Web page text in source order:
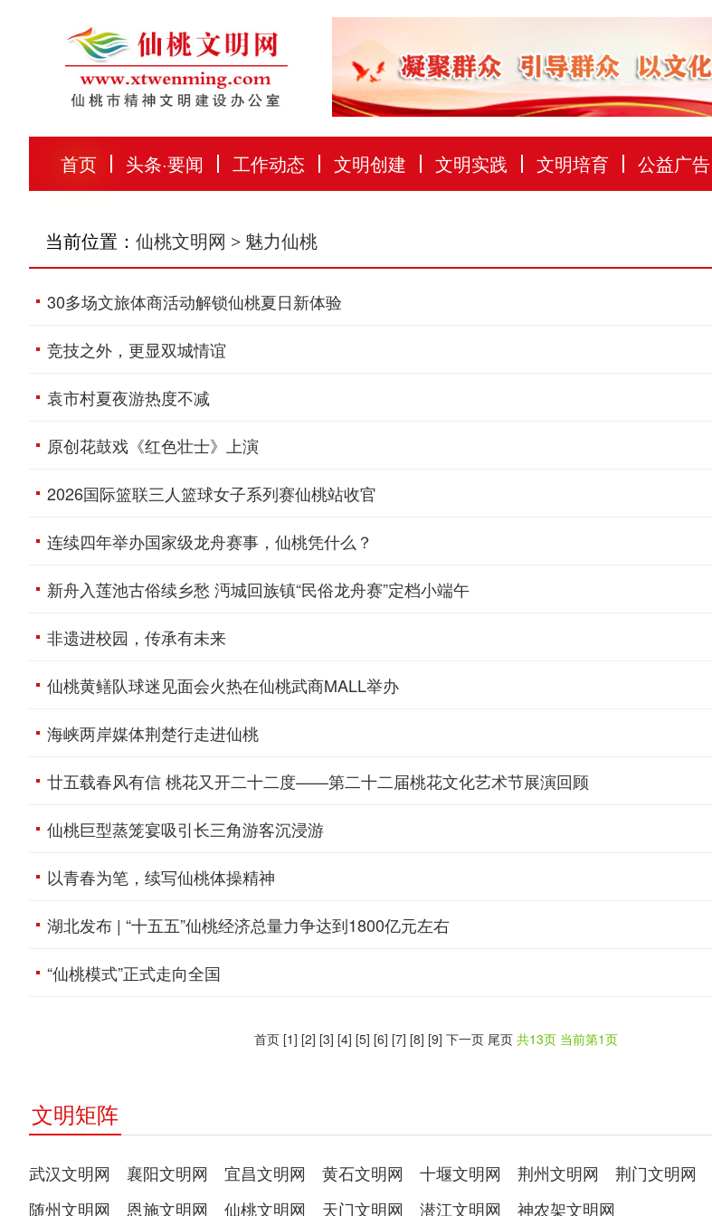
首页 头条·要闻 工作动态 文明创建 文明实践 文明培育 公益广告
当前位置： 仙桃文明网 > 魅力仙桃
30多场文旅体商活动解锁仙桃夏日新体验
竞技之外，更显双城情谊
袁市村夏夜游热度不减
原创花鼓戏《红色壮士》上演
2026国际篮联三人篮球女子系列赛仙桃站收官
连续四年举办国家级龙舟赛事，仙桃凭什么？
新舟入莲池古俗续乡愁 沔城回族镇“民俗龙舟赛”定档小端午
非遗进校园，传承有未来
仙桃黄鳝队球迷见面会火热在仙桃武商MALL举办
海峡两岸媒体荆楚行走进仙桃
廿五载春风有信 桃花又开二十二度——第二十二届桃花文化艺术节展演回顾
仙桃巨型蒸笼宴吸引长三角游客沉浸游
以青春为笔，续写仙桃体操精神
湖北发布 | “十五五”仙桃经济总量力争达到1800亿元左右
“仙桃模式”正式走向全国
首页 [1] [2] [3] [4] [5] [6] [7] [8] [9] 下一页 尾页 共13页 当前第1页
文明矩阵
武汉文明网 襄阳文明网 宜昌文明网 黄石文明网 十堰文明网 荆州文明网 荆门文明网
随州文明网
恩施文明网 仙桃文明网 天门文明网 潜江文明网 神农架文明网